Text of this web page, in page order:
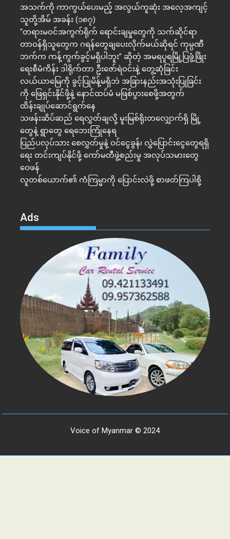
အသက်ကို ကာကွယ်ပေးမည့် အလွယ်ကူဆုံး အလေ့အကျင့်
သူတို့အိမ် အခန်း (၁၈၇)
“တရားမဝင်အကွက်ရိုက် ရောင်းချမှုတွေကို သက်ဆိုင်ရာ
တာဝန်ရှိသူတွေက ဂရန်တွေချပေးလိုက်မယ်ဆိုရင် ကုမ္ပဏီ
ဘက်က ကန့်ကွက်ခွင့်မရှိပါဘူး” ဆိုတဲ့ အမရပူရမြို့ပြဖွံ့ဖြိုး
ရေးစီမံကိန်း ဒါရိုက်တာ ဦးဇော်ရဲဝင်းနဲ့ တွေ့ဆုံခြင်း
လယ်ယာမြေကို ခွင့်ပြုမိန့်မရှိဘဲ အခြားနည်းအသုံးပြုခြင်း
ကို ဖြေရှင်းနိုင်ဖို့နဲ့ နောင်ထပ်မံ မဖြစ်ပွားစေဖို့အတွက်
ထိန်းချုပ်ဆောင်ရွက်နေ
သဖန်းဆိပ်ဆည် ရေလွှတ်ချလို့ မူးမြစ်ရိုးတလျှောက်ရှိ မြို့
တွေနဲ့ ရွာတွေ ရေဘေးကြုံနေရ
ပြည်ပလုပ်သား စေလွှတ်မှုနဲ့ ဝင်ငွေခွန်၊ လွှဲပြောင်းငွေတွေရရှိ
ရေး တင်းကျပ်နိုင်ဖို့ ကော်မတီဖွဲ့စည်းမှု အလုပ်သမားတွေ
ဝေဖန်
လူတစ်ယောက်၏ ကံကြမ္မာကို ပြောင်းလဲဖို့ စာဖတ်ကြပါစို့
Ads
Voice of Myanmar © 2024